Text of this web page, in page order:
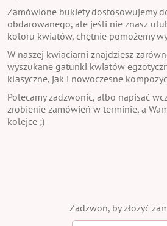
Zamówione bukiety dostosowujemy
obdarowanego, ale jeśli nie znasz
koloru kwiatów, chętnie pomożemy
W naszej kwiaciarni znajdziesz
wyszukane gatunki kwiatów
klasyczne, jak i nowoczesne
Polecamy zadzwonić, albo napisać
zrobienie zamówień w terminie, a
kolejce ;)
Zadzwoń, by złożyć